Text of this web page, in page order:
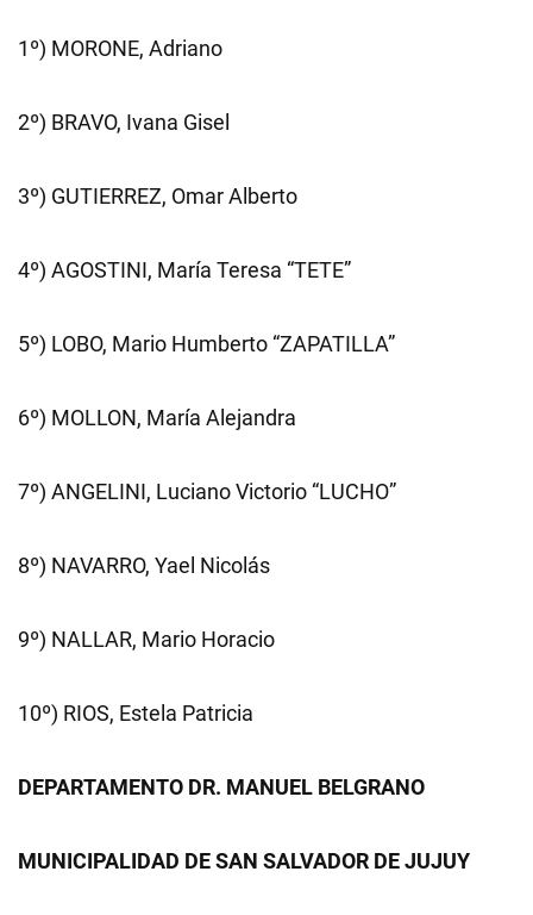
1º) MORONE, Adriano
2º) BRAVO, Ivana Gisel
3º) GUTIERREZ, Omar Alberto
4º) AGOSTINI, María Teresa “TETE”
5º) LOBO, Mario Humberto “ZAPATILLA”
6º) MOLLON, María Alejandra
7º) ANGELINI, Luciano Victorio “LUCHO”
8º) NAVARRO, Yael Nicolás
9º) NALLAR, Mario Horacio
10º) RIOS, Estela Patricia
DEPARTAMENTO DR. MANUEL BELGRANO
MUNICIPALIDAD DE SAN SALVADOR DE JUJUY